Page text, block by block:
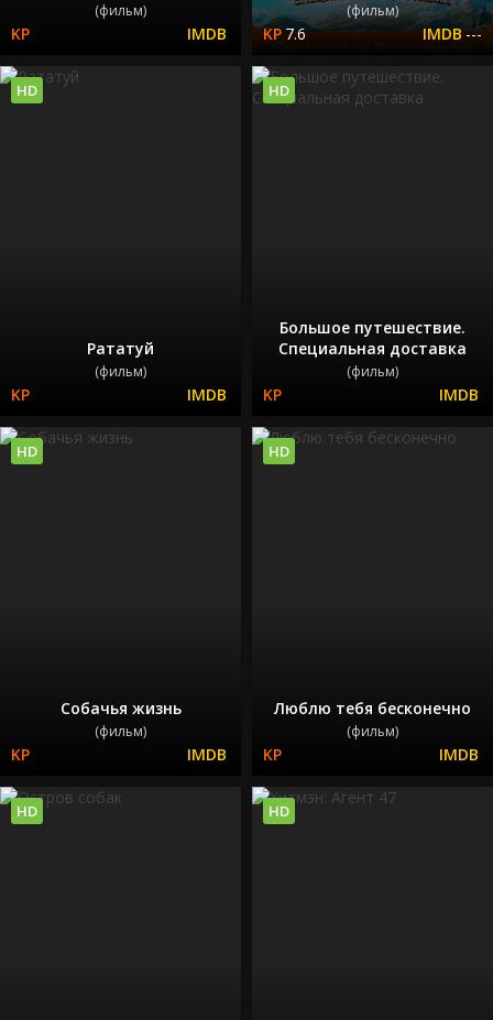
(фильм) (фильм)
7.6 ---
Рататуй
(фильм)
HD
Большое путешествие.
Специальная доставка
(фильм)
HD
Собачья жизнь
(фильм)
HD
Люблю тебя бесконечно
(фильм)
HD
HD HD